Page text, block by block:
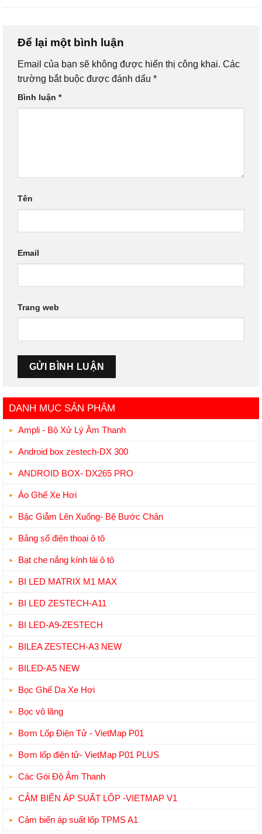
DANH MỤC SẢN PHẨM
Ampli - Bộ Xử Lý Âm Thanh
Android box zestech-DX 300
ANDROID BOX- DX265 PRO
Áo Ghế Xe Hơi
Bậc Giẫm Lên Xuống- Bệ Bước Chân
Bảng số điện thoại ô tô
Bạt che nắng kính lái ô tô
BI LED MATRIX M1 MAX
BI LED ZESTECH-A11
BI LED-A9-ZESTECH
BILEA ZESTECH-A3 NEW
BILED-A5 NEW
Bọc Ghế Da Xe Hơi
Bọc vô lăng
Bơm Lốp Điện Tử - VietMap P01
Bơm lốp điện tử- VietMap P01 PLUS
Các Gói Độ Âm Thanh
CẢM BIẾN ÁP SUẤT LỐP -VIETMAP V1
Cảm biến áp suất lốp TPMS A1
Để lại một bình luận
Email của bạn sẽ không được hiển thị công khai. Các
trường bắt buộc được đánh dấu *
Bình luận *
Tên
Email
Trang web